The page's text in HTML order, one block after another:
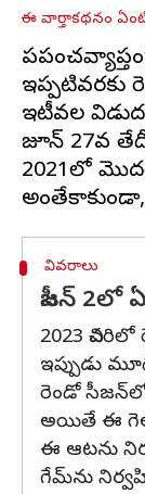
ఈ వార్తాకథనం
ఇప్పటివరకు
ఇటీవల
జూన్ 27వ
2021లో
వివరాలు
సీజన్‌ 2లో
2023
ఇప్పుడు
రెండో సీజన్‌లో
అయితే ఈ
ఈ ఆటను
గేమ్‌ను